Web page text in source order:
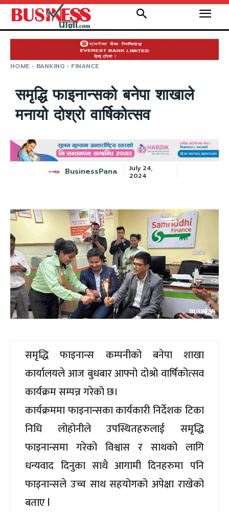
HOME BANKING FINANCE
समृद्धि फाइनान्सको बनेपा शाखाले
मनायो दोश्रो वार्षिकोत्सव
BusinessPana
July 24,
2024
समृद्धि फाइनान्स कम्पनीको बनेपा शाखा
कार्यालयले आज बुधबार आफ्नो दोश्रो वार्षिकोत्सव
कार्यक्रम सम्पन्न गरेको छ।
कार्यक्रममा फाइनान्सका कार्यकारी निर्देशक टिका
निधि लोहोनीले उपस्थितहरुलाई समृद्धि
फाइनान्समा गरेको विश्वास र साथको लागि
धन्यवाद दिनुका साथै आगामी दिनहरुमा पनि
फाइनान्सले उच्च साथ सहयोगको अपेक्षा राखेको
बताए l